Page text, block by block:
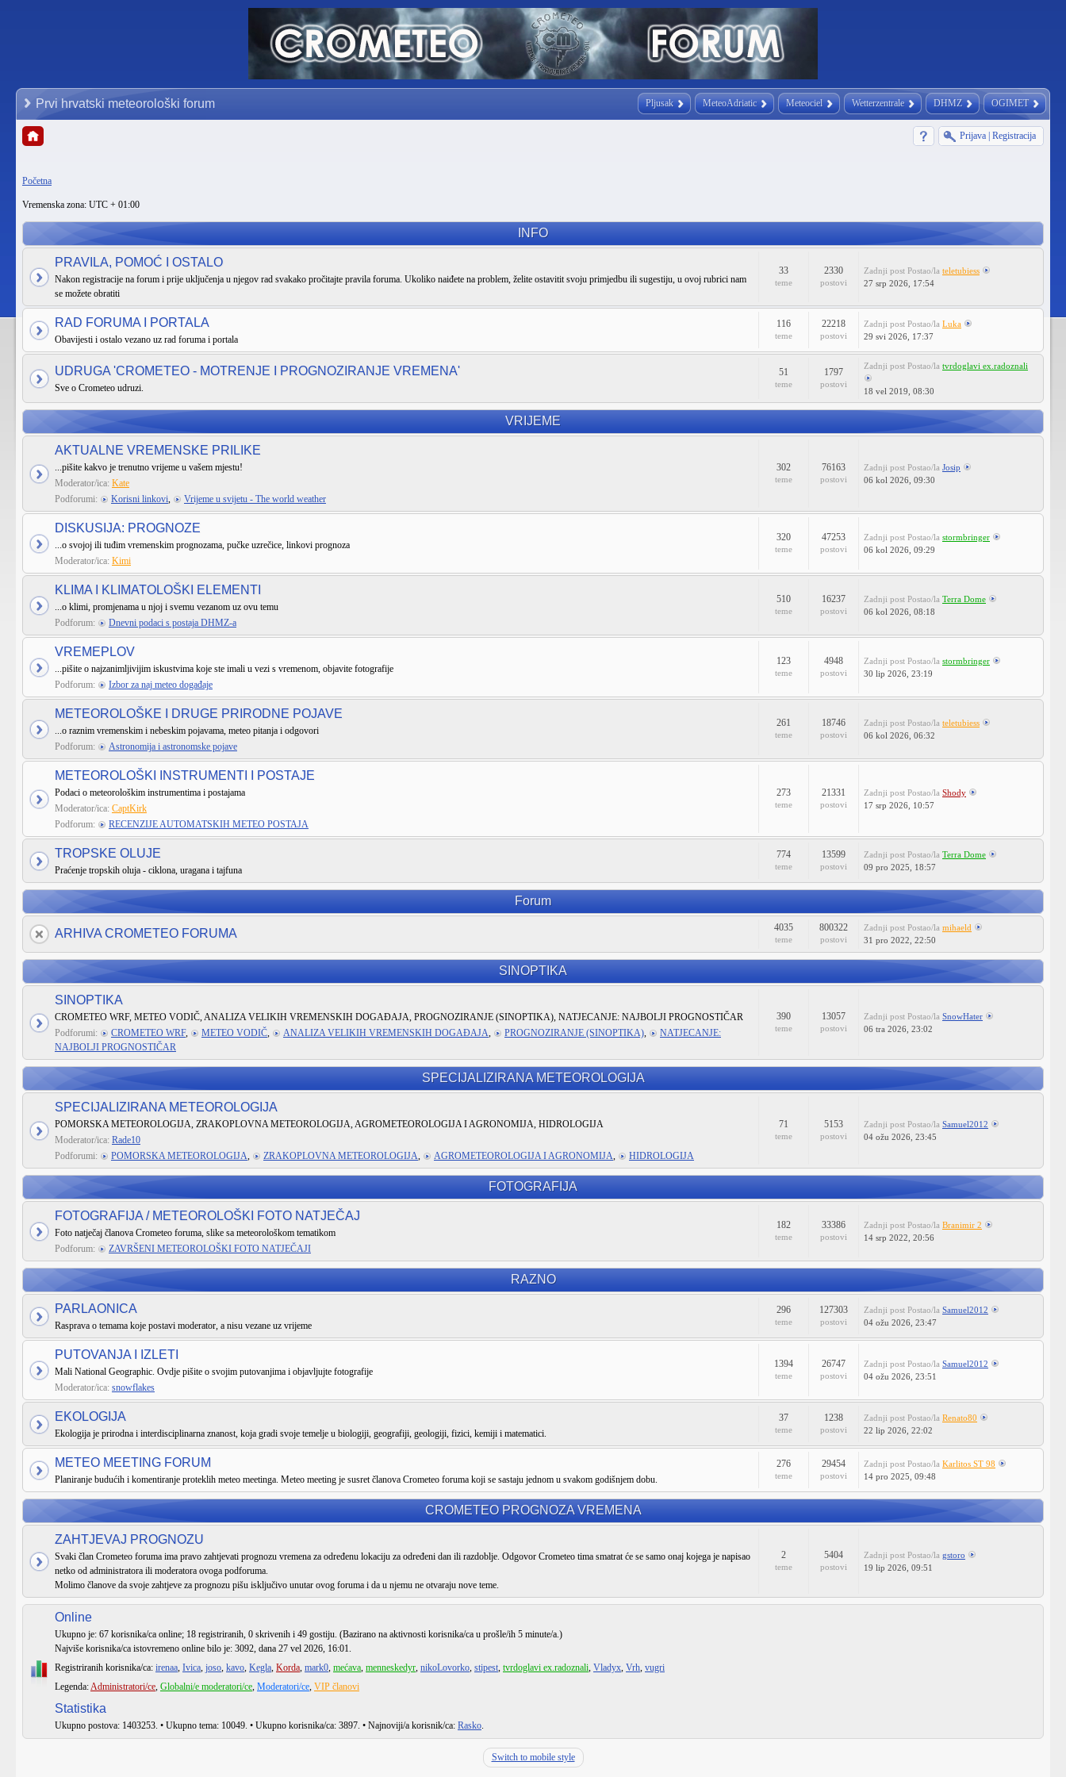
Pljusak MeteoAdriatic Meteociel Wetterzentrale DHMZ OGIMET
Prvi hrvatski meteorološki forum
Prijava Registracija
Početna
Vremenska zona: UTC + 01:00
INFO
PRAVILA, POMOĆ I OSTALO
Nakon registracije na forum i prije uključenja u njegov rad svakako pročitajte pravila foruma. Ukoliko naiđete na problem, želite ostavitit svoju primjedbu ili sugestiju, u ovoj rubrici nam
se možete obratiti
33
teme
2330
postovi
Zadnji post Postao/la teletubiess
27 srp 2026, 17:54
RAD FORUMA I PORTALA
Obavijesti i ostalo vezano uz rad foruma i portala
116
teme
22218
postovi
Zadnji post Postao/la Luka
29 svi 2026, 17:37
UDRUGA 'CROMETEO - MOTRENJE I PROGNOZIRANJE VREMENA'
Sve o Crometeo udruzi.
51
teme
1797
postovi
Zadnji post Postao/la tvrdoglavi ex.radoznali
18 vel 2019, 08:30
VRIJEME
AKTUALNE VREMENSKE PRILIKE
...pišite kakvo je trenutno vrijeme u vašem mjestu!
Moderator/ica: Kate
Podforumi:
Korisni linkovi, Vrijeme u svijetu - The world weather
302
teme
76163
postovi
Zadnji post Postao/la Josip
06 kol 2026, 09:30
DISKUSIJA: PROGNOZE
...o svojoj ili tuđim vremenskim prognozama, pučke uzrečice, linkovi prognoza
Moderator/ica: Kimi
320
teme
47253
postovi
Zadnji post Postao/la stormbringer
06 kol 2026, 09:29
KLIMA I KLIMATOLOŠKI ELEMENTI
...o klimi, promjenama u njoj i svemu vezanom uz ovu temu
Podforum:
Dnevni podaci s postaja DHMZ-a
510
teme
16237
postovi
Zadnji post Postao/la Terra Dome
06 kol 2026, 08:18
VREMEPLOV
...pišite o najzanimljivijim iskustvima koje ste imali u vezi s vremenom, objavite fotografije
Podforum:
Izbor za naj meteo događaje
123
teme
4948
postovi
Zadnji post Postao/la stormbringer
30 lip 2026, 23:19
METEOROLOŠKE I DRUGE PRIRODNE POJAVE
...o raznim vremenskim i nebeskim pojavama, meteo pitanja i odgovori
Podforum:
Astronomija i astronomske pojave
261
teme
18746
postovi
Zadnji post Postao/la teletubiess
06 kol 2026, 06:32
METEOROLOŠKI INSTRUMENTI I POSTAJE
Podaci o meteorološkim instrumentima i postajama
Moderator/ica: CaptKirk
Podforum:
RECENZIJE AUTOMATSKIH METEO POSTAJA
273
teme
21331
postovi
Zadnji post Postao/la Shody
17 srp 2026, 10:57
TROPSKE OLUJE
Praćenje tropskih oluja - ciklona, uragana i tajfuna
774
teme
13599
postovi
Zadnji post Postao/la Terra Dome
09 pro 2025, 18:57
Forum
ARHIVA CROMETEO FORUMA 4035
teme
800322
postovi
Zadnji post Postao/la mihaeld
31 pro 2022, 22:50
SINOPTIKA
SINOPTIKA
CROMETEO WRF, METEO VODIČ, ANALIZA VELIKIH VREMENSKIH DOGAĐAJA, PROGNOZIRANJE (SINOPTIKA), NATJECANJE: NAJBOLJI PROGNOSTIČAR
Podforumi:
CROMETEO WRF, METEO VODIČ, ANALIZA VELIKIH VREMENSKIH DOGAĐAJA, PROGNOZIRANJE (SINOPTIKA),
NATJECANJE:
NAJBOLJI PROGNOSTIČAR
390
teme
13057
postovi
Zadnji post Postao/la SnowHater
06 tra 2026, 23:02
SPECIJALIZIRANA METEOROLOGIJA
SPECIJALIZIRANA METEOROLOGIJA
POMORSKA METEOROLOGIJA, ZRAKOPLOVNA METEOROLOGIJA, AGROMETEOROLOGIJA I AGRONOMIJA, HIDROLOGIJA
Moderator/ica: Rade10
Podforumi:
POMORSKA METEOROLOGIJA, ZRAKOPLOVNA METEOROLOGIJA, AGROMETEOROLOGIJA I AGRONOMIJA, HIDROLOGIJA
71
teme
5153
postovi
Zadnji post Postao/la Samuel2012
04 ožu 2026, 23:45
FOTOGRAFIJA
FOTOGRAFIJA / METEOROLOŠKI FOTO NATJEČAJ
Foto natječaj članova Crometeo foruma, slike sa meteorološkom tematikom
Podforum:
ZAVRŠENI METEOROLOŠKI FOTO NATJEČAJI
182
teme
33386
postovi
Zadnji post Postao/la Branimir 2
14 srp 2022, 20:56
RAZNO
PARLAONICA
Rasprava o temama koje postavi moderator, a nisu vezane uz vrijeme
296
teme
127303
postovi
Zadnji post Postao/la Samuel2012
04 ožu 2026, 23:47
PUTOVANJA I IZLETI
Mali National Geographic. Ovdje pišite o svojim putovanjima i objavljujte fotografije
Moderator/ica: snowflakes
1394
teme
26747
postovi
Zadnji post Postao/la Samuel2012
04 ožu 2026, 23:51
EKOLOGIJA
Ekologija je prirodna i interdisciplinarna znanost, koja gradi svoje temelje u biologiji, geografiji, geologiji, fizici, kemiji i matematici.
37
teme
1238
postovi
Zadnji post Postao/la Renato80
22 lip 2026, 22:02
METEO MEETING FORUM
Planiranje budućih i komentiranje proteklih meteo meetinga. Meteo meeting je susret članova Crometeo foruma koji se sastaju jednom u svakom godišnjem dobu.
276
teme
29454
postovi
Zadnji post Postao/la Karlitos ST 98
14 pro 2025, 09:48
CROMETEO PROGNOZA VREMENA
ZAHTJEVAJ PROGNOZU
Svaki član Crometeo foruma ima pravo zahtjevati prognozu vremena za određenu lokaciju za određeni dan ili razdoblje. Odgovor Crometeo tima smatrat će se samo onaj kojega je napisao
netko od administratora ili moderatora ovoga podforuma.
Molimo članove da svoje zahtjeve za prognozu pišu isključivo unutar ovog foruma i da u njemu ne otvaraju nove teme.
2
teme
5404
postovi
Zadnji post Postao/la gstoro
19 lip 2026, 09:51
Online
Ukupno je: 67 korisnika/ca online; 18 registriranih, 0 skrivenih i 49 gostiju. (Bazirano na aktivnosti korisnika/ca u prošle/ih 5 minute/a.)
Najviše korisnika/ca istovremeno online bilo je: 3092, dana 27 vel 2026, 16:01.
Registriranih korisnika/ca: irenaa, Ivica, joso, kavo, Kegla, Korda, mark0, mećava, menneskedyr, nikoLovorko, stipest, tvrdoglavi ex.radoznali, Vladyx, Vrh, vugri
Legenda:Administratori/ce, Globalni/e moderatori/ce, Moderatori/ce, VIP članovi
Statistika
Ukupno postova: 1403253. • Ukupno tema: 10049. • Ukupno korisnika/ca: 3897. • Najnoviji/a korisnik/ca: Rasko.
Switch to mobile style